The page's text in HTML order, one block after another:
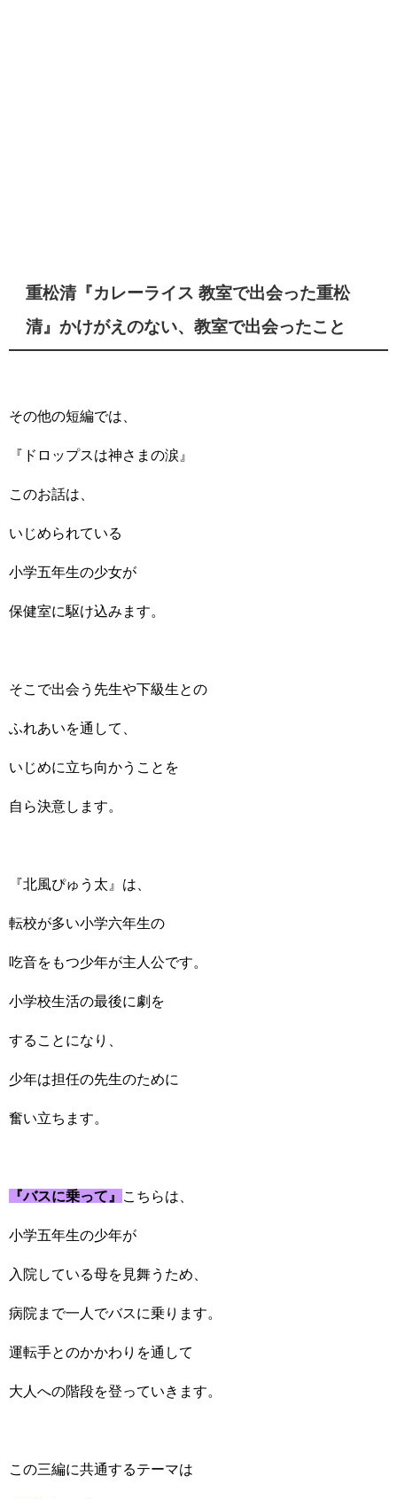
重松清『カレーライス 教室で出会った重松
清』かけがえのない、教室で出会ったこと
その他の短編では、
『ドロップスは神さまの涙』
このお話は、
いじめられている
小学五年生の少女が
保健室に駆け込みます。
そこで出会う先生や下級生との
ふれあいを通して、
いじめに立ち向かうことを
自ら決意します。
『北風ぴゅう太』は、
転校が多い小学六年生の
吃音をもつ少年が主人公です。
小学校生活の最後に劇を
することになり、
少年は担任の先生のために
奮い立ちます。
『バスに乗って』 こちらは、
小学五年生の少年が
入院している母を見舞うため、
病院まで一人でバスに乗ります。
運転手とのかかわりを通して
大人への階段を登っていきます。
この三編に共通するテーマは